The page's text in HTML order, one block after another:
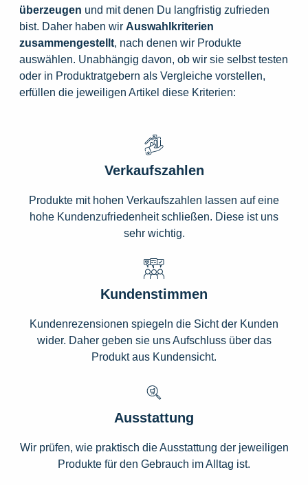
überzeugen und mit denen Du langfristig zufrieden
bist. Daher haben wir Auswahlkriterien
zusammengestellt, nach denen wir Produkte
auswählen. Unabhängig davon, ob wir sie selbst testen
oder in Produktratgebern als Vergleiche vorstellen,
erfüllen die jeweiligen Artikel diese Kriterien:
Verkaufszahlen
Produkte mit hohen Verkaufszahlen lassen auf eine
hohe Kundenzufriedenheit schließen. Diese ist uns
sehr wichtig.
Kundenstimmen
Kundenrezensionen spiegeln die Sicht der Kunden
wider. Daher geben sie uns Aufschluss über das
Produkt aus Kundensicht.
Ausstattung
Wir prüfen, wie praktisch die Ausstattung der jeweiligen
Produkte für den Gebrauch im Alltag ist.